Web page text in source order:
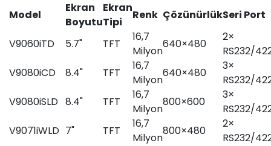
Model
Ekran
Boyutu
Ekran
Tipi
Renk ÇözünürlükSeri Port
V9060iTD 5.7" TFT
16,7
Milyon
640×480
2×
RS232/
V9080iCD
8.4" TFT
16,7
Milyon
640×480
3×
RS232/
V9080iSLD 8.4" TFT
16,7
Milyon
800×600
3×
RS232/
V9071iWLD 7" TFT
16,7
Milyon
800×480
2×
RS232/